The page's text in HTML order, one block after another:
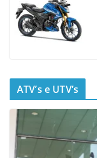
ATV’s e UTV’s